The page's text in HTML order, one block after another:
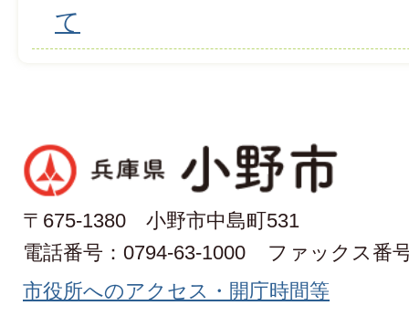
て
〒675-1380 小野市中島町531
電話番号：0794-63-1000
ファックス番
市役所へのアクセス・開庁時間等